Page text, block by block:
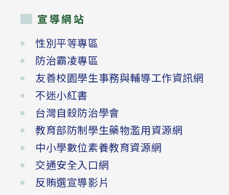
宣導網站
性別平等專區
防治霸凌專區
友善校園學生事務與輔導工作資訊網
不迷小紅書
台灣自殺防治學會
教育部防制學生藥物濫用資源網
中小學數位素養教育資源網
交通安全入口網
反賄選宣導影片